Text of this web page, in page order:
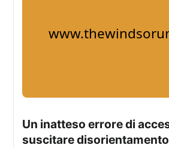
Un inatteso errore di accesso può
suscitare disorientamento